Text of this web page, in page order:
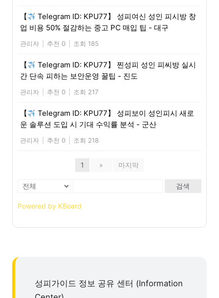
【
Telegram ID: KPU77】 성피여신 성인 피시방 창
업 비용 50% 절감하는 중고 PC 매입 팁 - 대구
관리자 추천 0 조회 185
【
Telegram ID: KPU77】 찐성피 성인 피씨방 실시
간 단속 피하는 보안운영 꿀팁 - 진도
관리자 추천 0 조회 217
【
Telegram ID: KPU77】 성피보이 성인피시 새로
운 솔루션 도입 시 기대 수익률 분석 - 군산
관리자 추천 0 조회 218
1 » 마지막
검색
Powered by KBoard
성피가이드 정보 공유 센터 (Information